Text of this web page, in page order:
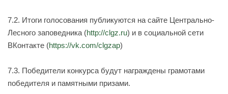
7.2. Итоги голосования публикуются на сайте Центрально-
Лесного заповедника (http://clgz.ru) и в социальной сети
ВКонтакте (https://vk.com/clgzap)
7.3. Победители конкурса будут награждены грамотами
победителя и памятными призами.